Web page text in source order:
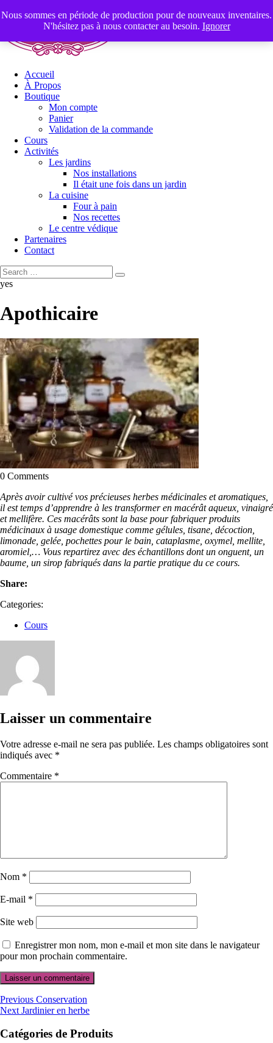
Accueil
À Propos
Boutique
Mon compte
Panier
Validation de la commande
Cours
Activités
Les jardins
Nos installations
Il était une fois dans un jardin
La cuisine
Four à pain
Nos recettes
Le centre védique
Partenaires
Contact
yes
Apothicaire
0 Comments
Après avoir cultivé vos précieuses herbes médicinales et aromatiques,
il est temps d’apprendre à les transformer en macérât aqueux, vinaigré
et mellifère. Ces macérâts sont la base pour fabriquer produits
médicinaux à usage domestique comme gélules, tisane, décoction,
limonade, gelée, pochettes pour le bain, cataplasme, oxymel, mellite,
aromiel,… Vous repartirez avec des échantillons dont un onguent, un
baume, un sirop fabriqués dans la partie pratique du ce cours.
Share:
Categories:
Cours
Laisser un commentaire
Votre adresse e-mail ne sera pas publiée. Les champs obligatoires sont
indiqués avec *
Commentaire *
Nom *
E-mail *
Site web
Enregistrer mon nom, mon e-mail et mon site dans le navigateur
pour mon prochain commentaire.
Navigation
de
l’article
Previous Previous
post:
Conservation
Next Next
Jardinier en herbe
Catégories de Produits
Nous sommes en période de production pour de nouveaux inventaires.
N'hésitez pas à nous contacter au besoin. Ignorer